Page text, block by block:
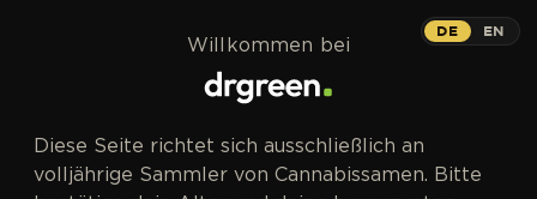
CANNABISSAMEN VON SENSI SEEDS RESEARCH KAUFEN
Sensi Seeds
DE EN
Willkommen bei
Diese Seite richtet sich ausschließlich an
volljährige Sammler von Cannabissamen. Bitte